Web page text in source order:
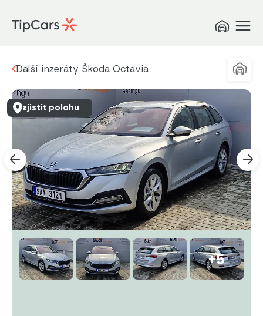
Další inzeráty Škoda Octavia
+5
zjistit polohu